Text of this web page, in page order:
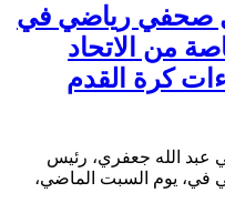
صحفي رياضي في
من الاتحاد
كرة القدم
عبد الله جعفري، رئيس
الرياضي بقناة ميدي 1 تي في، يوم السبت الماضي،